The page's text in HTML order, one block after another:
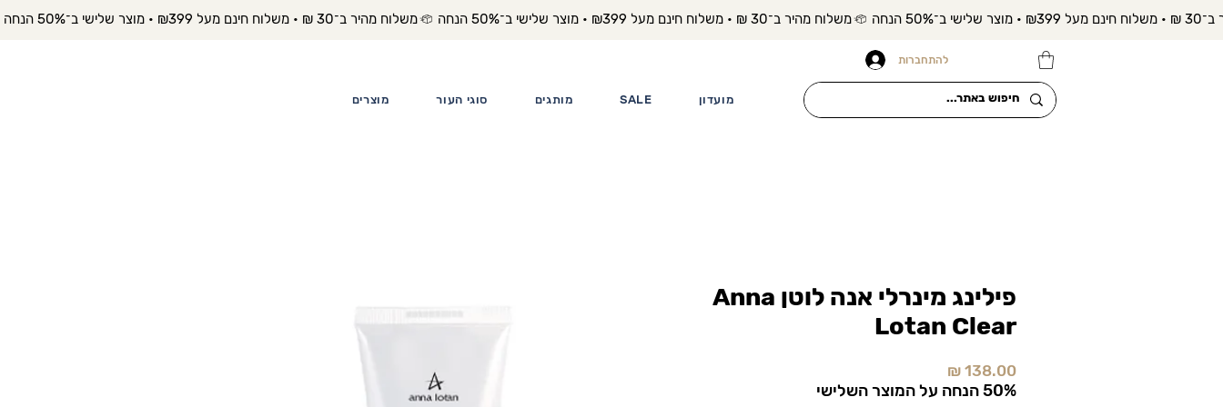
משלוח מהיר ב־30 ₪ • משלוח חינם מעל ₪399 • מוצר שלישי ב־50% הנחה
מוצרים סוגי העור מותגים SALE מועדון
להתחברות
פילינג מינרלי אנה לוטן Anna
Lotan Clear
50% הנחה על המוצר השלישי